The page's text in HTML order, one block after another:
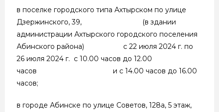
в поселке городского типа Ахтырском по улице
Дзержинского, 39, (в здании
администрации Ахтырского городского поселения
Абинского района) с 22 июля 2024 г. по
26 июля 2024 г. с 10.00 часов до 12.00
часов и с 14.00 часов до 16.00
часов;
в городе Абинске по улице Советов, 128а, 5 этаж,